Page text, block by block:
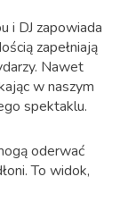
i DJ zapowiada
zapełniają
Nawet
w naszym
spektaklu.
oderwać
To widok,